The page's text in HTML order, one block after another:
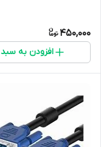
450,000
افزودن به سبد